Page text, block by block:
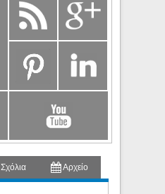
Σχόλια Αρχείο